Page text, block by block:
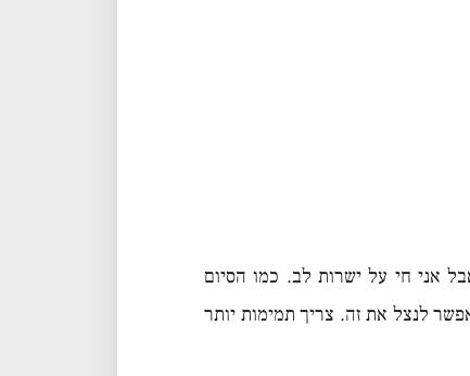
אני חי על ישרות לב. כמו הסיום
לנצל את זה. צריך תמימות יותר